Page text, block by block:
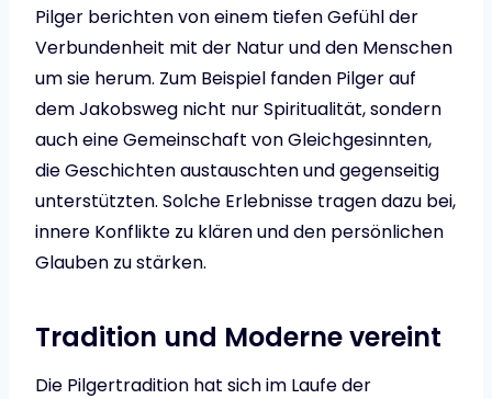
Pilger berichten von einem tiefen Gefühl der
Verbundenheit mit der Natur und den Menschen
um sie herum. Zum Beispiel fanden Pilger auf
dem Jakobsweg nicht nur Spiritualität, sondern
auch eine Gemeinschaft von Gleichgesinnten,
die Geschichten austauschten und gegenseitig
unterstützten. Solche Erlebnisse tragen dazu bei,
innere Konflikte zu klären und den persönlichen
Glauben zu stärken.
Tradition und Moderne vereint
Die Pilgertradition hat sich im Laufe der